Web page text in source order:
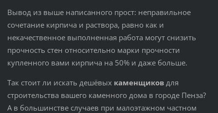
Вывод из выше написанного прост: неправильное
сочетание кирпича и раствора, равно как и
некачественное выполненная работа могут снизить
прочность стен относительно марки прочности
купленного вами кирпича на 50% и даже больше.
Так стоит ли искать дешёвых каменщиковдля
строительства вашего каменного дома в городе Пенза?
А в большинстве случаев при малоэтажном частном